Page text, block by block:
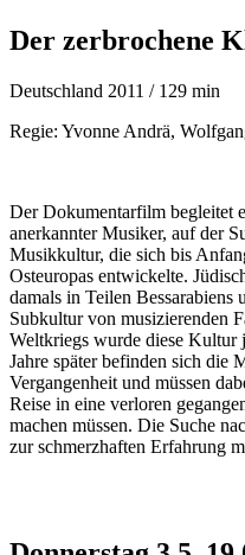
Der zerbrochene
Deutschland 2011 / 129 min
Regie: Yvonne Andrä,
Der Dokumentarfilm begleitet
anerkannter Musiker, auf der
Musikkultur, die sich bis
Osteuropas entwickelte.
damals in Teilen Bessarabiens
Subkultur von musizierenden
Weltkriegs wurde diese Kultur
Jahre später befinden sich die
Vergangenheit und müssen
Reise in eine verloren
machen müssen. Die Suche
zur schmerzhaften Erfahrung